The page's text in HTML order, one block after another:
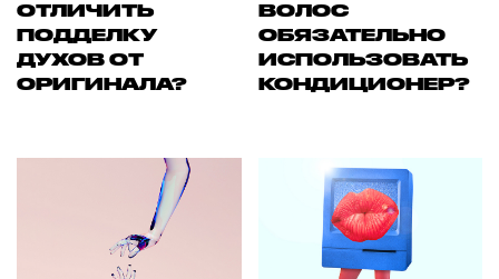
ОТЛИЧИТЬ
ПОДДЕЛКУ
ДУХОВ ОТ
ОРИГИНАЛА?
ВОЛОС
ОБЯЗАТЕЛЬНО
ИСПОЛЬЗОВАТЬ
КОНДИЦИОНЕР?